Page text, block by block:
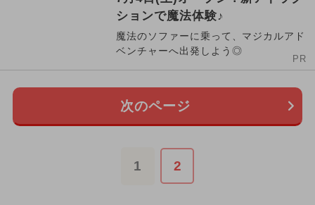
ションで魔法体験♪
魔法のソファーに乗って、マジカルアド
ベンチャーへ出発しよう◎
PR
次のページ
1 2